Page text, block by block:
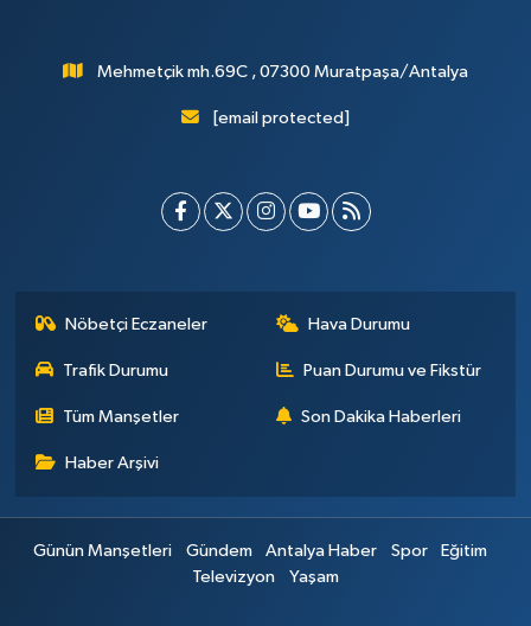
Mehmetçik mh.69C , 07300 Muratpaşa/Antalya
[email protected]
Nöbetçi Eczaneler Hava Durumu
Trafik Durumu Puan Durumu ve Fikstür
Tüm Manşetler Son Dakika Haberleri
Haber Arşivi
Günün Manşetleri Gündem Antalya Haber Spor
Eğitim
Televizyon
Yaşam